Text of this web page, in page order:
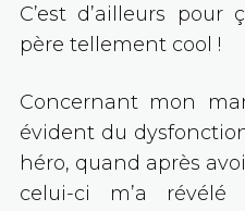
C’est d’ailleurs
père tellement cool !
Concernant mon
évident du
héro, quand après
celui-ci m’a